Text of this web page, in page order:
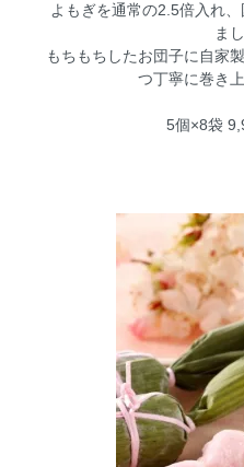
よもぎを通常の2.5倍入れ
ま
もちもちしたお団子に自家
つ丁寧に巻き
5個×8袋